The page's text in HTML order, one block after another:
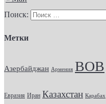
Поиск:
Метки
Азербайджан Армения ВОВ
Евразия Иран Казахстан Карабах